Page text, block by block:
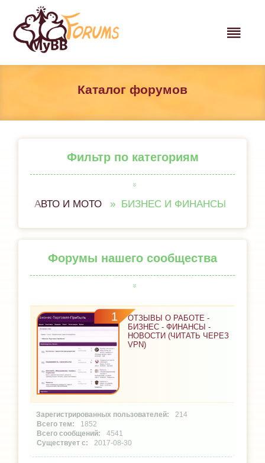
Каталог форумов
Фильтр по категориям
АВТО И МОТО БИЗНЕС И ФИНАНСЫ
Форумы нашего сообщества
1
ОТЗЫВЫ О РАБОТЕ -
БИЗНЕС - ФИНАНСЫ -
НОВОСТИ (ЧИТАТЬ ЧЕРЕЗ
VPN)
214
1852
4541
2017-08-30